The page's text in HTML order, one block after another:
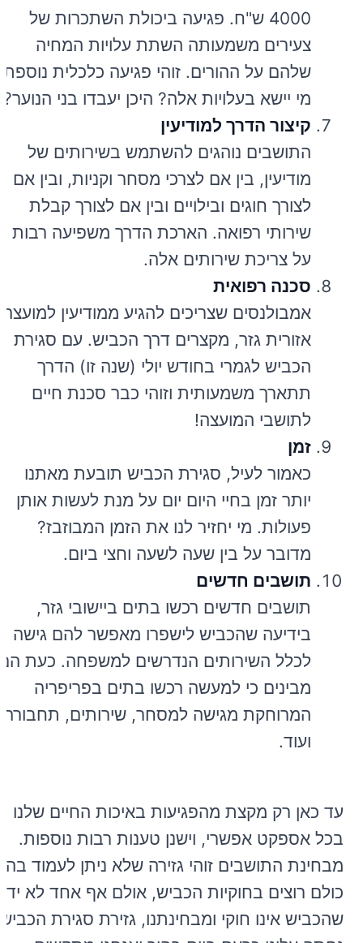
4000 ש"ח. פגיעה ביכולת השתכרות של
צעירים משמעותה השתת עלויות המחיה
שלהם על ההורים. זוהי פגיעה כלכלית
מי יישא בעלויות אלה? היכן יעבדו בני הנוער?
קיצור הדרך למודיעין
התושבים נוהגים להשתמש בשירותים של
מודיעין, בין אם לצרכי מסחר וקניות, ובין אם
לצורך חוגים ובילויים ובין אם לצורך קבלת
שירותי רפואה. הארכת הדרך משפיעה רבות
על צריכת שירותים אלה.
סכנה רפואית
אמבולנסים שצריכים להגיע ממודיעין למועצה
אזורית גזר, מקצרים דרך הכביש. עם סגירת
הכביש לגמרי בחודש יולי (שנה זו) הדרך
תתארך משמעותית וזוהי כבר סכנת חיים
לתושבי המועצה!
זמן
כאמור לעיל, סגירת הכביש תובעת מאתנו
יותר זמן בחיי היום יום על מנת לעשות אותן
פעולות. מי יחזיר לנו את הזמן המבוזבז?
מדובר על בין שעה לשעה וחצי ביום.
תושבים חדשים
תושבים חדשים רכשו בתים ביישובי גזר,
בידיעה שהכביש לישפרו מאפשר להם גישה
לכלל השירותים הנדרשים למשפחה. כעת
מבינים כי למעשה רכשו בתים בפריפריה
המרוחקת מגישה למסחר, שירותים, תחבורה
ועוד.
עד כאן רק מקצת מהפגיעות באיכות החיים שלנו
בכל אספקט אפשרי, וישנן טענות רבות נוספות.
מבחינת התושבים זוהי גזירה שלא ניתן לעמוד בה.
כולם רוצים בחוקיות הכביש, אולם אף אחד לא
שהכביש אינו חוקי ומבחינתנו, גזירת סגירת הכביש